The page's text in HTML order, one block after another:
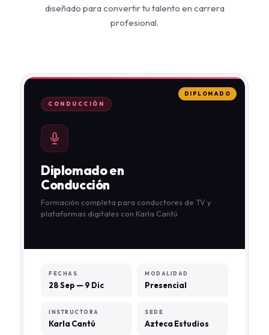
diseñado para convertir tu talento en carrera
profesional.
DIPLOMADO
CONDUCCIÓN
Diplomado en
Conducción
Formación completa para conductores de TV y
plataformas digitales con Karla Cantú
FECHAS
28 Sep — 9 Dic
MODALIDAD
Presencial
INSTRUCTORA
Karla Cantú
SEDE
Azteca Estudios